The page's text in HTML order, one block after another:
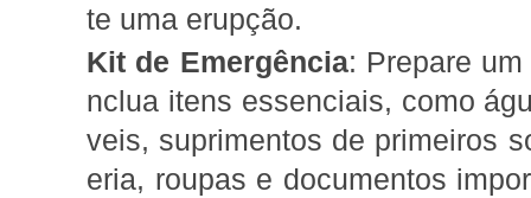
te uma erupção.
Kit de Emergência: Prepare
nclua itens essenciais, como
veis, suprimentos de primeiros
eria, roupas e documentos